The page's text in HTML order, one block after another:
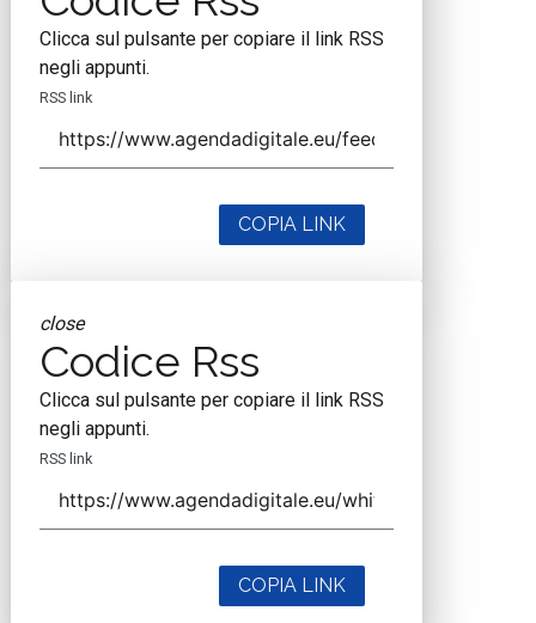
Clicca sul pulsante per copiare il link RSS
negli appunti.
RSS link
COPIA LINK
close
Codice Rss
Clicca sul pulsante per copiare il link RSS
negli appunti.
RSS link
COPIA LINK